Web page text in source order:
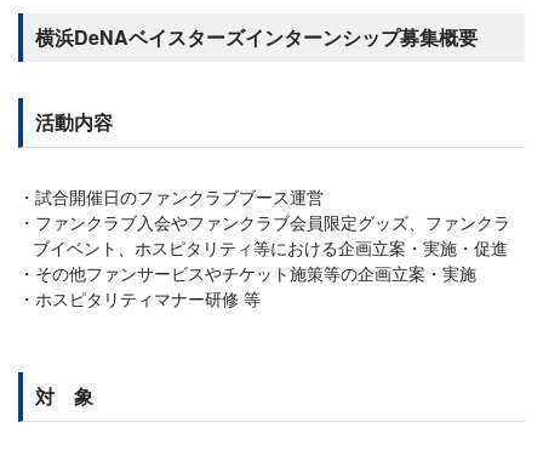
横浜DeNAベイスターズインターンシップ募集概要
活動内容
試合開催日のファンクラブブース運営
ファンクラブ入会やファンクラブ会員限定グッズ、ファンクラ
ブイベント、ホスピタリティ等における企画立案・実施・促進
その他ファンサービスやチケット施策等の企画立案・実施
ホスピタリティマナー研修 等
対 象